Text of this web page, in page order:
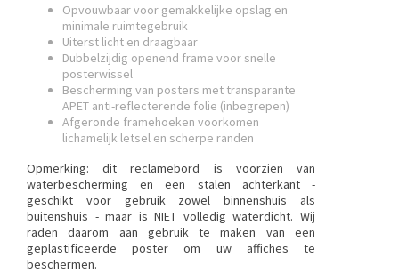
Opvouwbaar voor gemakkelijke opslag en
minimale ruimtegebruik
Uiterst licht en draagbaar
Dubbelzijdig openend frame voor snelle
posterwissel
Bescherming van posters met transparante
APET anti-reflecterende folie (inbegrepen)
Afgeronde framehoeken voorkomen
lichamelijk letsel en scherpe randen
Opmerking: dit reclamebord is voorzien van
waterbescherming en een stalen achterkant -
geschikt voor gebruik zowel binnenshuis als
buitenshuis - maar is NIET volledig waterdicht. Wij
raden daarom aan gebruik te maken van een
geplastificeerde poster om uw affiches te
beschermen.